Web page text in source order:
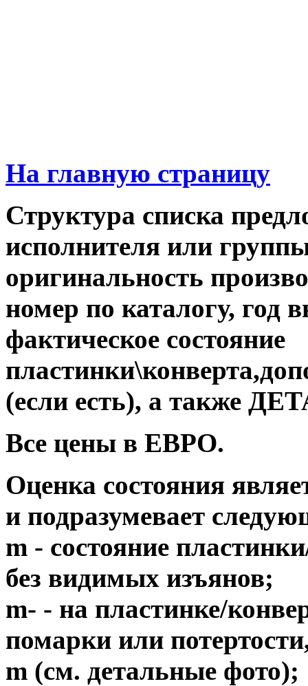
На главную страницу
Структура списка
исполнителя или
оригинальность
номер по каталогу, год
фактическое состояние
(если есть), а также
Все цены в ЕВРО.
Оценка состояния
и подразумевает
m - состояние
без видимых изъянов;
m- - на пластинке/
помарки или
m (см. детальные фото);